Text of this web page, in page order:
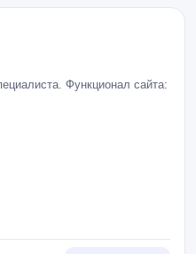
Функционал сайта: